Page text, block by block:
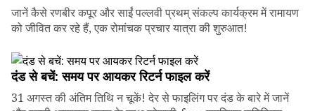
जानें कैसे रणबीर कपूर और साईं पल्लवी प्रथम् संकल्प कार्यक्रम में रामायण
को जीवित कर रहे हैं, एक रोमांचक प्रचार यात्रा की शुरुआत!
दंड से बचें: समय पर आयकर रिटर्न फाइल करें
31 अगस्त की अंतिम तिथि न चूकें! देर से फाइलिंग पर दंड के बारे में जानें